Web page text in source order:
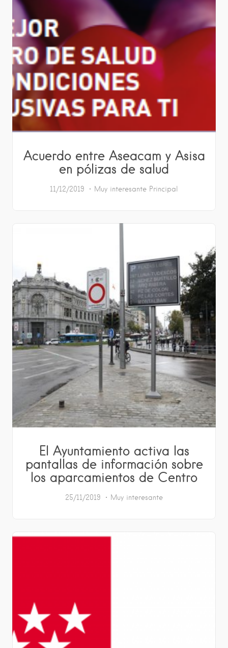
Acuerdo entre Aseacam y Asisa
en pólizas de salud
11/12/2019 Muy interesante Principal
El Ayuntamiento activa las
pantallas de información sobre
los aparcamientos de Centro
25/11/2019 Muy interesante